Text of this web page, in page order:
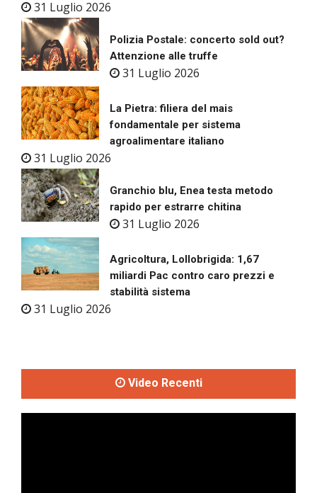
31 Luglio 2026
Polizia Postale: concerto sold out?
Attenzione alle truffe
31 Luglio 2026
La Pietra: filiera del mais
fondamentale per sistema
agroalimentare italiano
31 Luglio 2026
Granchio blu, Enea testa metodo
rapido per estrarre chitina
31 Luglio 2026
Agricoltura, Lollobrigida: 1,67
miliardi Pac contro caro prezzi e
stabilità sistema
31 Luglio 2026
Video Recenti